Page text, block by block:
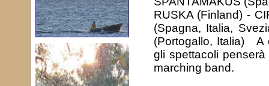
RUSKA (Finland) -
(Spagna, Italia,
(Portogallo, Italia) A
gli spettacoli
marching band.